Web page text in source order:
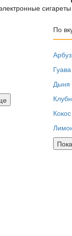
сигареты
По
Арбуз
Гуава
Дыня
Кокос